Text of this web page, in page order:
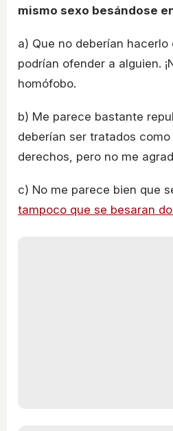
mismo sexo besándose
a) Que no deberían
podrían ofender a alguien.
homófobo.
b) Me parece bastante
deberían ser tratados
derechos, pero no me
c) No me parece bien que
tampoco que se besaran